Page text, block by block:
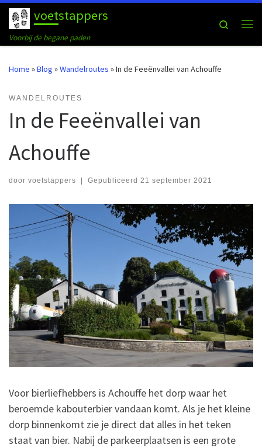
Ga naar inhoud
voetstappers
Voorbij de begane paden
Search
Home »Blog »Wandelroutes »In de Feeënvallei van Achouffe
WANDELROUTES
In de Feeënvallei van
Achouffe
door voetstappers | Gepubliceerd 21 september 2021
Voor bierliefhebbers is Achouffe het dorp waar het
beroemde kabouterbier vandaan komt. Als je het kleine
dorp binnenkomt zie je direct dat alles in het teken
staat van bier. Nabij de parkeerplaatsen is een grote